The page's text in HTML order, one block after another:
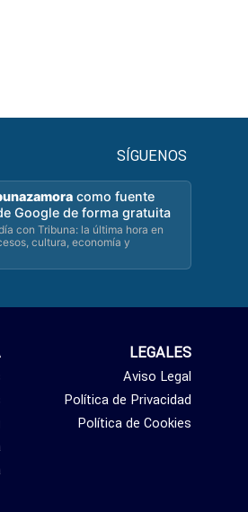
SÍGUENOS
como fuente
Google de forma gratuita
con Tribuna: la última hora en
cultura, economía y
LEGALES
Aviso Legal
Política de Privacidad
Política de Cookies